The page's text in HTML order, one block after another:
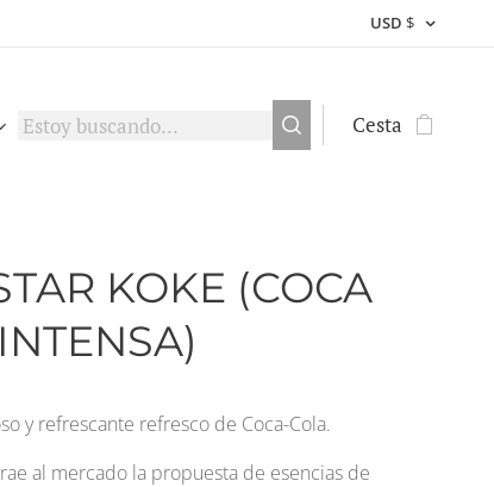
USD $
Cesta
KOKE (COCA
y refrescante refresco de Coca-Cola.
al mercado la propuesta de esencias de